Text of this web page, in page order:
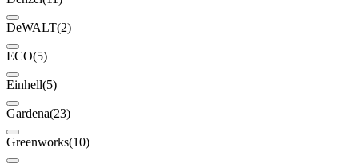
DeWALT(2)
ECO(5)
Einhell(5)
Gardena(23)
Greenworks(10)